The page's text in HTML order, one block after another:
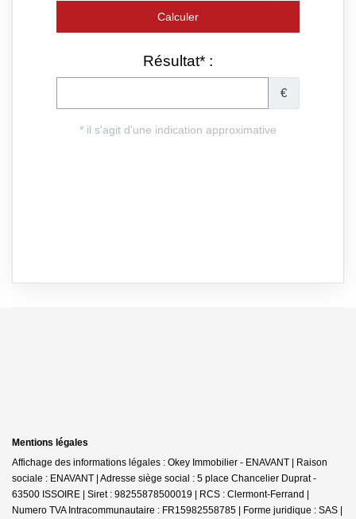
Mentions légales
Affichage des informations légales : Okey Immobilier - ENAVANT | Raison
sociale : ENAVANT | Adresse siège social : 5 place Chancelier Duprat -
63500 ISSOIRE | Siret : 98255878500019 | RCS : Clermont-Ferrand |
Numero TVA Intracommunautaire : FR15982558785 | Forme juridique : SAS |